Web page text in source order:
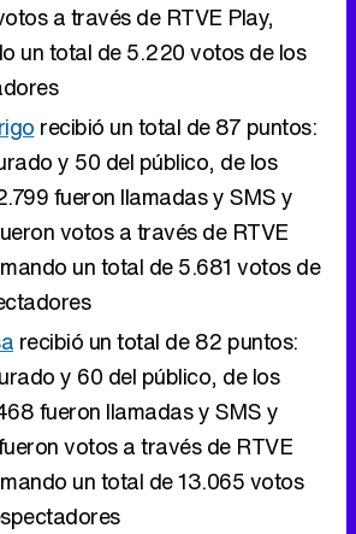
a través de RTVE Play,
un total de 5.220 votos de los
recibió un total de 87 puntos:
y 50 del público, de los
fueron llamadas y SMS y
votos a través de RTVE
un total de 5.681 votos de
recibió un total de 82 puntos:
y 60 del público, de los
fueron llamadas y SMS y
votos a través de RTVE
un total de 13.065 votos